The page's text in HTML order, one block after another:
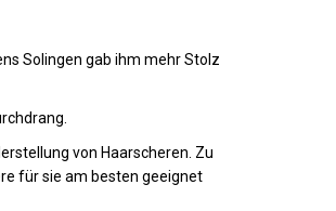
Solingen gab ihm mehr Stolz
von Haarscheren. Zu
für sie am besten geeignet